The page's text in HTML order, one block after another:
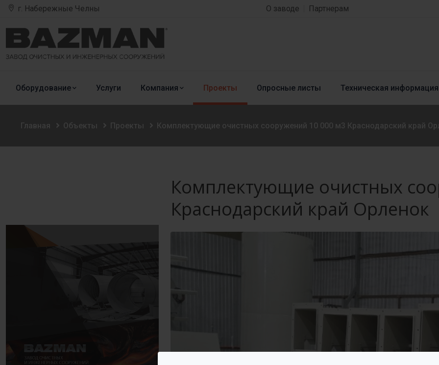
г. Набережные Челны О заводе Партнерам
Оборудование Услуги Компания Проекты Опросные листы Техническая информация
Главная Объекты Проекты Комплектующие очистных сооружений 10 000 м3 Краснодарский край
Комплектующие очистных
Краснодарский край Орленок